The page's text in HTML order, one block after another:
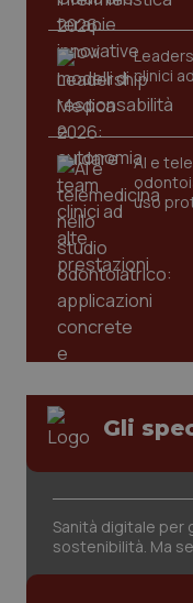
clinici
AI e
uso
Gli
Sanità digitale per
sostenibilità. Ma
tracking-sites-
tracking-enable
tracking-sites-
session-id